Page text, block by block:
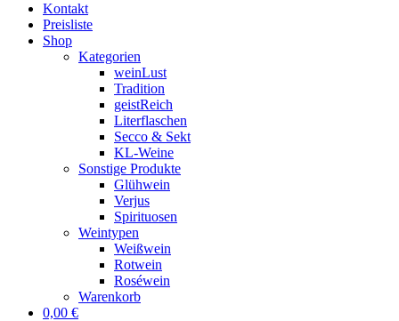
Kontakt
Preisliste
Shop
Kategorien
weinLust
Tradition
geistReich
Literflaschen
Secco & Sekt
KL-Weine
Sonstige Produkte
Glühwein
Verjus
Spirituosen
Weintypen
Weißwein
Rotwein
Roséwein
Warenkorb
0,00 €